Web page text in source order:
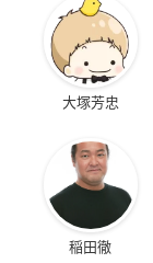
大塚芳忠
稲田徹